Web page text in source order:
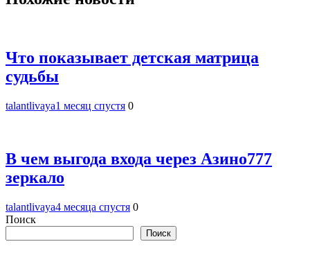
Что показывает детская матрица
судьбы
talantlivaya1 месяц спустя 0
В чем выгода входа через Азино777
зеркало
talantlivaya4 месяца спустя 0
Поиск
Поиск